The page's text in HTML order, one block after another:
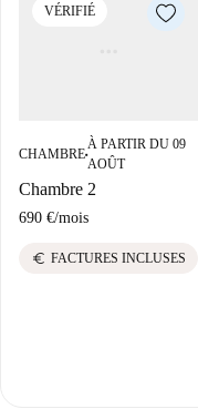
VÉRIFIÉ
CHAMBRE■
À PARTIR DU 09
AOÛT
Chambre 2
690 €/mois
euro FACTURES INCLUSES